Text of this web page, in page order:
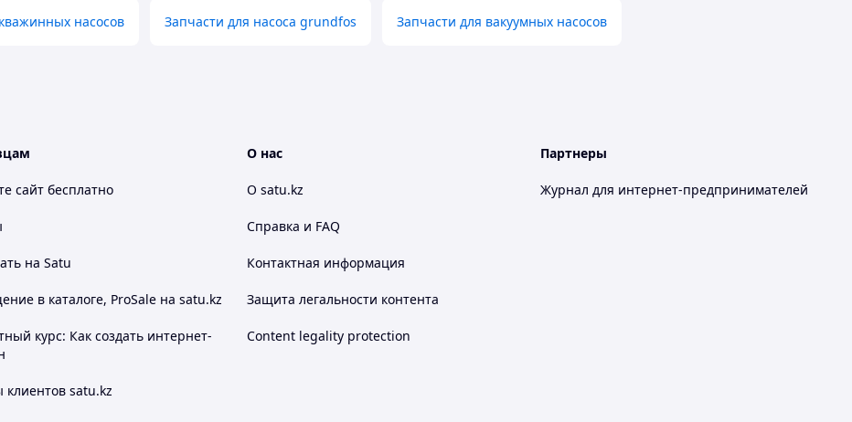
насосов Запчасти для насоса grundfos Запчасти для вакуумных насосов
сайт бесплатно
на Satu
в каталоге, ProSale на satu.kz
курс: Как создать интернет-
satu.kz
О нас
О satu.kz
Справка и FAQ
Контактная информация
Защита легальности контента
Content legality protection
Партнеры
Журнал для интернет-предпринимателей